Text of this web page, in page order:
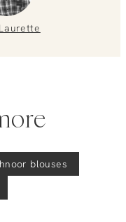
Laurette
blouses